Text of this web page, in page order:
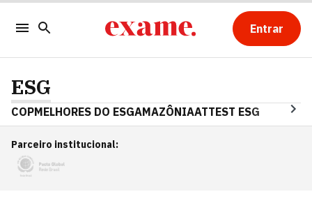
Entrar
ESG
COPMELHORES DO ESGAMAZÔNIAATTEST ESG
Parceiro institucional: